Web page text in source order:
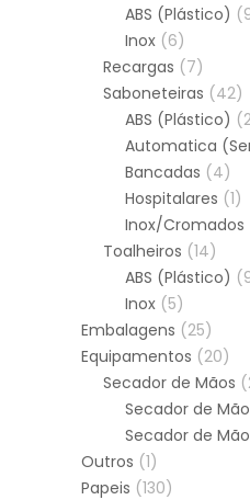
ABS (Plástico)
Inox (6)
Recargas (7)
Saboneteiras (42)
ABS (Plástico)
Automatica
Bancadas (4)
Hospitalares (1)
Inox/Cromados
Toalheiros (14)
ABS (Plástico)
Inox (5)
Embalagens (25)
Equipamentos (20)
Secador de Mãos
Secador de
Secador de
Outros (1)
Papeis (130)